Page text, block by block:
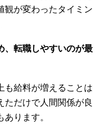
観が変わったタイミン
、転職しやすいのが最
も給料が増えることは
ただけで人間関係が良
ります。